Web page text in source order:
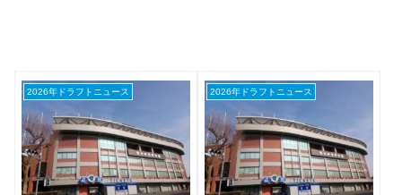
2026年ドラフトニュース 2026年ドラフトニュース